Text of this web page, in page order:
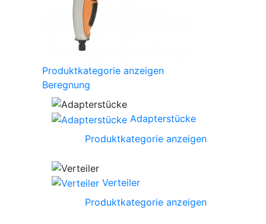
Produktkategorie anzeigen
Beregnung
Adapterstücke
Produktkategorie anzeigen
Verteiler
Produktkategorie anzeigen